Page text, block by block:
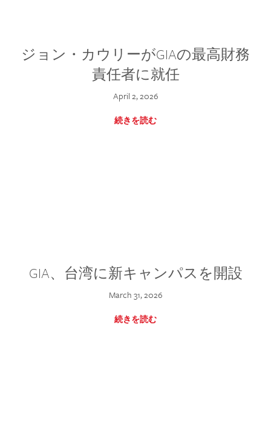
ジョン・カウリーがGIAの最高財務
責任者に就任
April 2, 2026
続きを読む
GIA、台湾に新キャンパスを開設
March 31, 2026
続きを読む